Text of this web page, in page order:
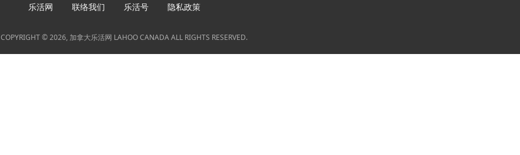
乐活网 联络我们 乐活号 隐私政策
COPYRIGHT © 2026, 加拿大乐活网 LAHOO CANADA ALL RIGHTS RESERVED.